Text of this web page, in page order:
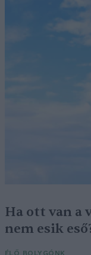
Ha ott van a
nem esik
ÉLŐ BOLYGÓNK